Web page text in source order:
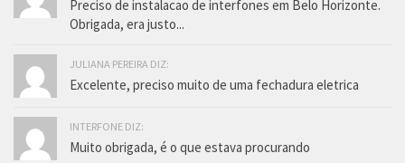
Preciso de instalacao de interfones em Belo Horizonte.
Obrigada, era justo...
JULIANA PEREIRA DIZ:
Excelente, preciso muito de uma fechadura eletrica
INTERFONE DIZ:
Muito obrigada, é o que estava procurando